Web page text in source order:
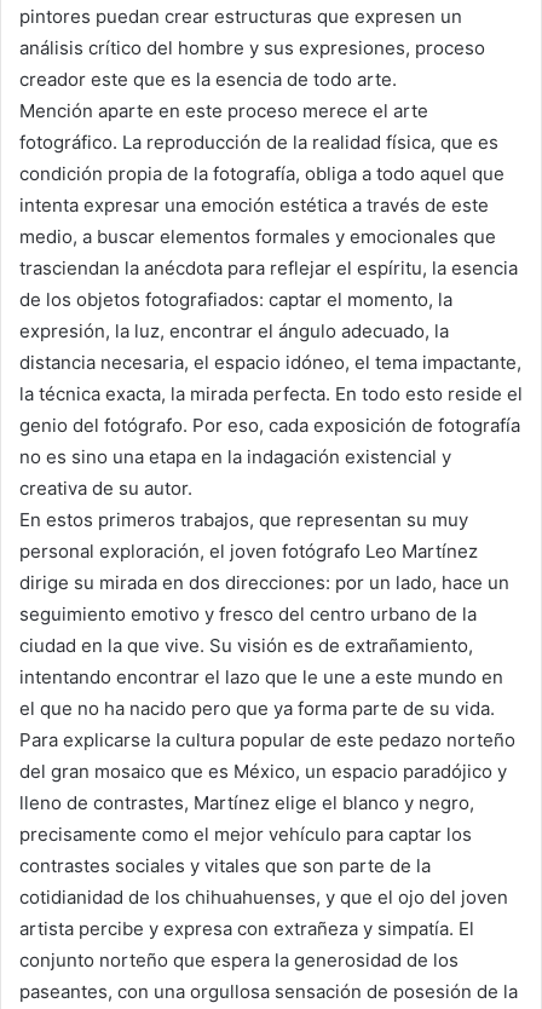
pintores puedan crear estructuras que expresen un
análisis crítico del hombre y sus expresiones, proceso
creador este que es la esencia de todo arte.
Mención aparte en este proceso merece el arte
fotográfico. La reproducción de la realidad física, que es
condición propia de la fotografía, obliga a todo aquel que
intenta expresar una emoción estética a través de este
medio, a buscar elementos formales y emocionales que
trasciendan la anécdota para reflejar el espíritu, la esencia
de los objetos fotografiados: captar el momento, la
expresión, la luz, encontrar el ángulo adecuado, la
distancia necesaria, el espacio idóneo, el tema impactante,
la técnica exacta, la mirada perfecta. En todo esto reside el
genio del fotógrafo. Por eso, cada exposición de fotografía
no es sino una etapa en la indagación existencial y
creativa de su autor.
En estos primeros trabajos, que representan su muy
personal exploración, el joven fotógrafo Leo Martínez
dirige su mirada en dos direcciones: por un lado, hace un
seguimiento emotivo y fresco del centro urbano de la
ciudad en la que vive. Su visión es de extrañamiento,
intentando encontrar el lazo que le une a este mundo en
el que no ha nacido pero que ya forma parte de su vida.
Para explicarse la cultura popular de este pedazo norteño
del gran mosaico que es México, un espacio paradójico y
lleno de contrastes, Martínez elige el blanco y negro,
precisamente como el mejor vehículo para captar los
contrastes sociales y vitales que son parte de la
cotidianidad de los chihuahuenses, y que el ojo del joven
artista percibe y expresa con extrañeza y simpatía. El
conjunto norteño que espera la generosidad de los
paseantes, con una orgullosa sensación de posesión de la